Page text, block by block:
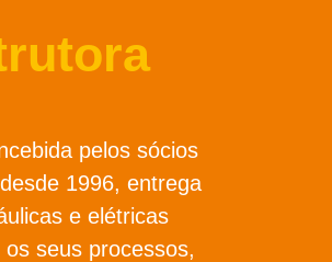
pelos sócios
1996, entrega
e elétricas
seus processos,